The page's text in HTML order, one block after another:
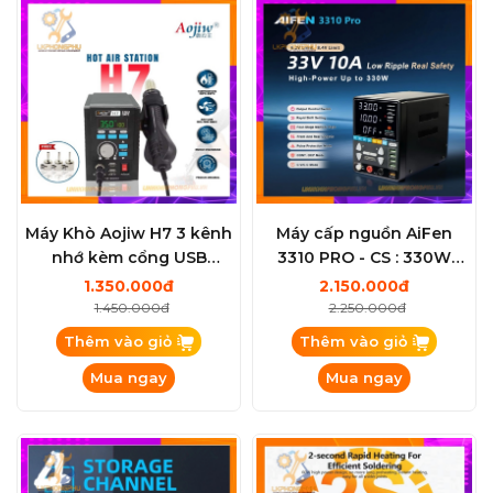
Máy Khò Aojiw H7 3 kênh
nhớ kèm cổng USB
1000W / 100-500°C
1.350.000đ
1.450.000đ
Thêm vào giỏ
Mua ngay
Máy cấp nguồn AiFen
3310 PRO - CS : 330W
2026
2.150.000đ
2.250.000đ
Thêm vào giỏ
Mua ngay